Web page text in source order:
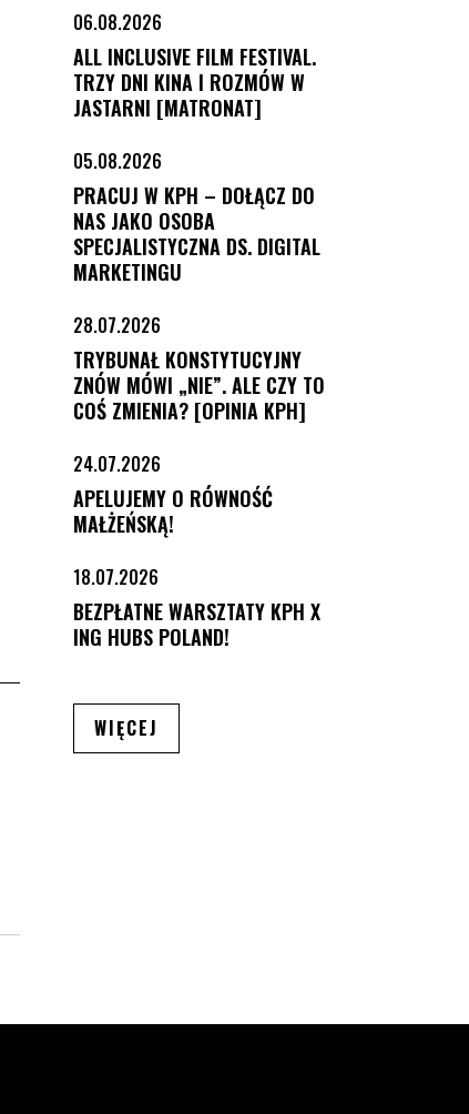
06.08.2026
ALL INCLUSIVE FILM FESTIVAL.
TRZY DNI KINA I ROZMÓW W
JASTARNI [MATRONAT]
05.08.2026
PRACUJ W KPH – DOŁĄCZ DO
NAS JAKO OSOBA
SPECJALISTYCZNA DS. DIGITAL
MARKETINGU
28.07.2026
TRYBUNAŁ KONSTYTUCYJNY
ZNÓW MÓWI „NIE”. ALE CZY TO
COŚ ZMIENIA? [OPINIA KPH]
24.07.2026
APELUJEMY O RÓWNOŚĆ
MAŁŻEŃSKĄ!
18.07.2026
BEZPŁATNE WARSZTATY KPH X
ING HUBS POLAND!
WIĘCEJ